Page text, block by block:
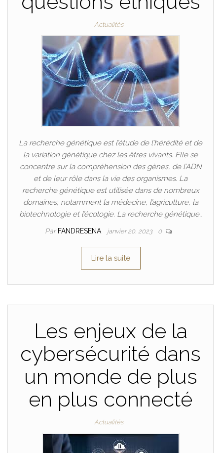
Actualités
La recherche génétique est l’étude de l’hérédité et de
la variation génétique chez les êtres vivants. Elle se
concentre sur la compréhension des gènes, de l’ADN
et de leur rôle dans la vie des organismes. La
recherche génétique est utilisée dans de nombreux
domaines, notamment la médecine, l’agriculture, la
biotechnologie et l’écologie. La recherche génétique…
Par FANDRESENA janvier 20, 2023 0
Lire la suite
Les enjeux de la
cybersécurité dans
un monde de plus
en plus connecté
Actualités